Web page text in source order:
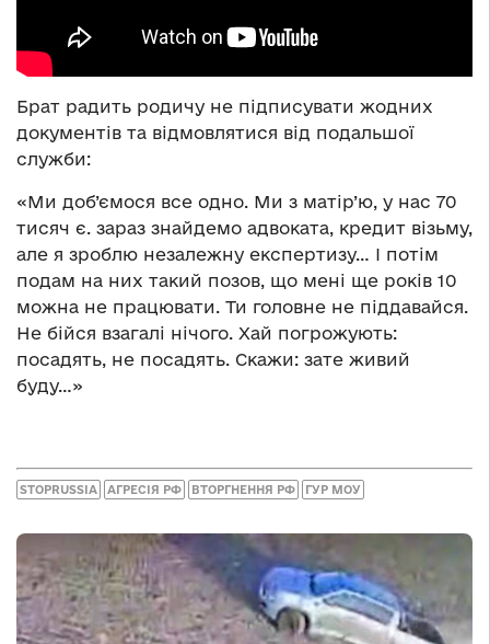
Брат радить родичу не підписувати жодних
документів та відмовлятися від подальшої
служби:
«Ми доб’ємося все одно. Ми з матір’ю, у нас 70
тисяч є. зараз знайдемо адвоката, кредит візьму,
але я зроблю незалежну експертизу… І потім
подам на них такий позов, що мені ще років 10
можна не працювати. Ти головне не піддавайся.
Не бійся взагалі нічого. Хай погрожують:
посадять, не посадять. Скажи: зате живий
буду…»
STOPRUSSIA АГРЕСІЯ РФ ВТОРГНЕННЯ РФ ГУР МОУ